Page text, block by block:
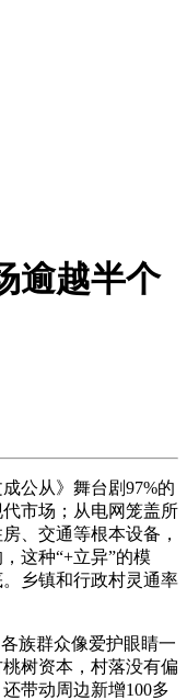
逾越半个
公从》舞台剧97%的
市场；从电网笼盖所
、交通等根本设备，
这种“+立异”的模
乡镇和行政村灵通率
族群众像爱护眼睛一
树资本，村落没有偏
带动周边新增100多